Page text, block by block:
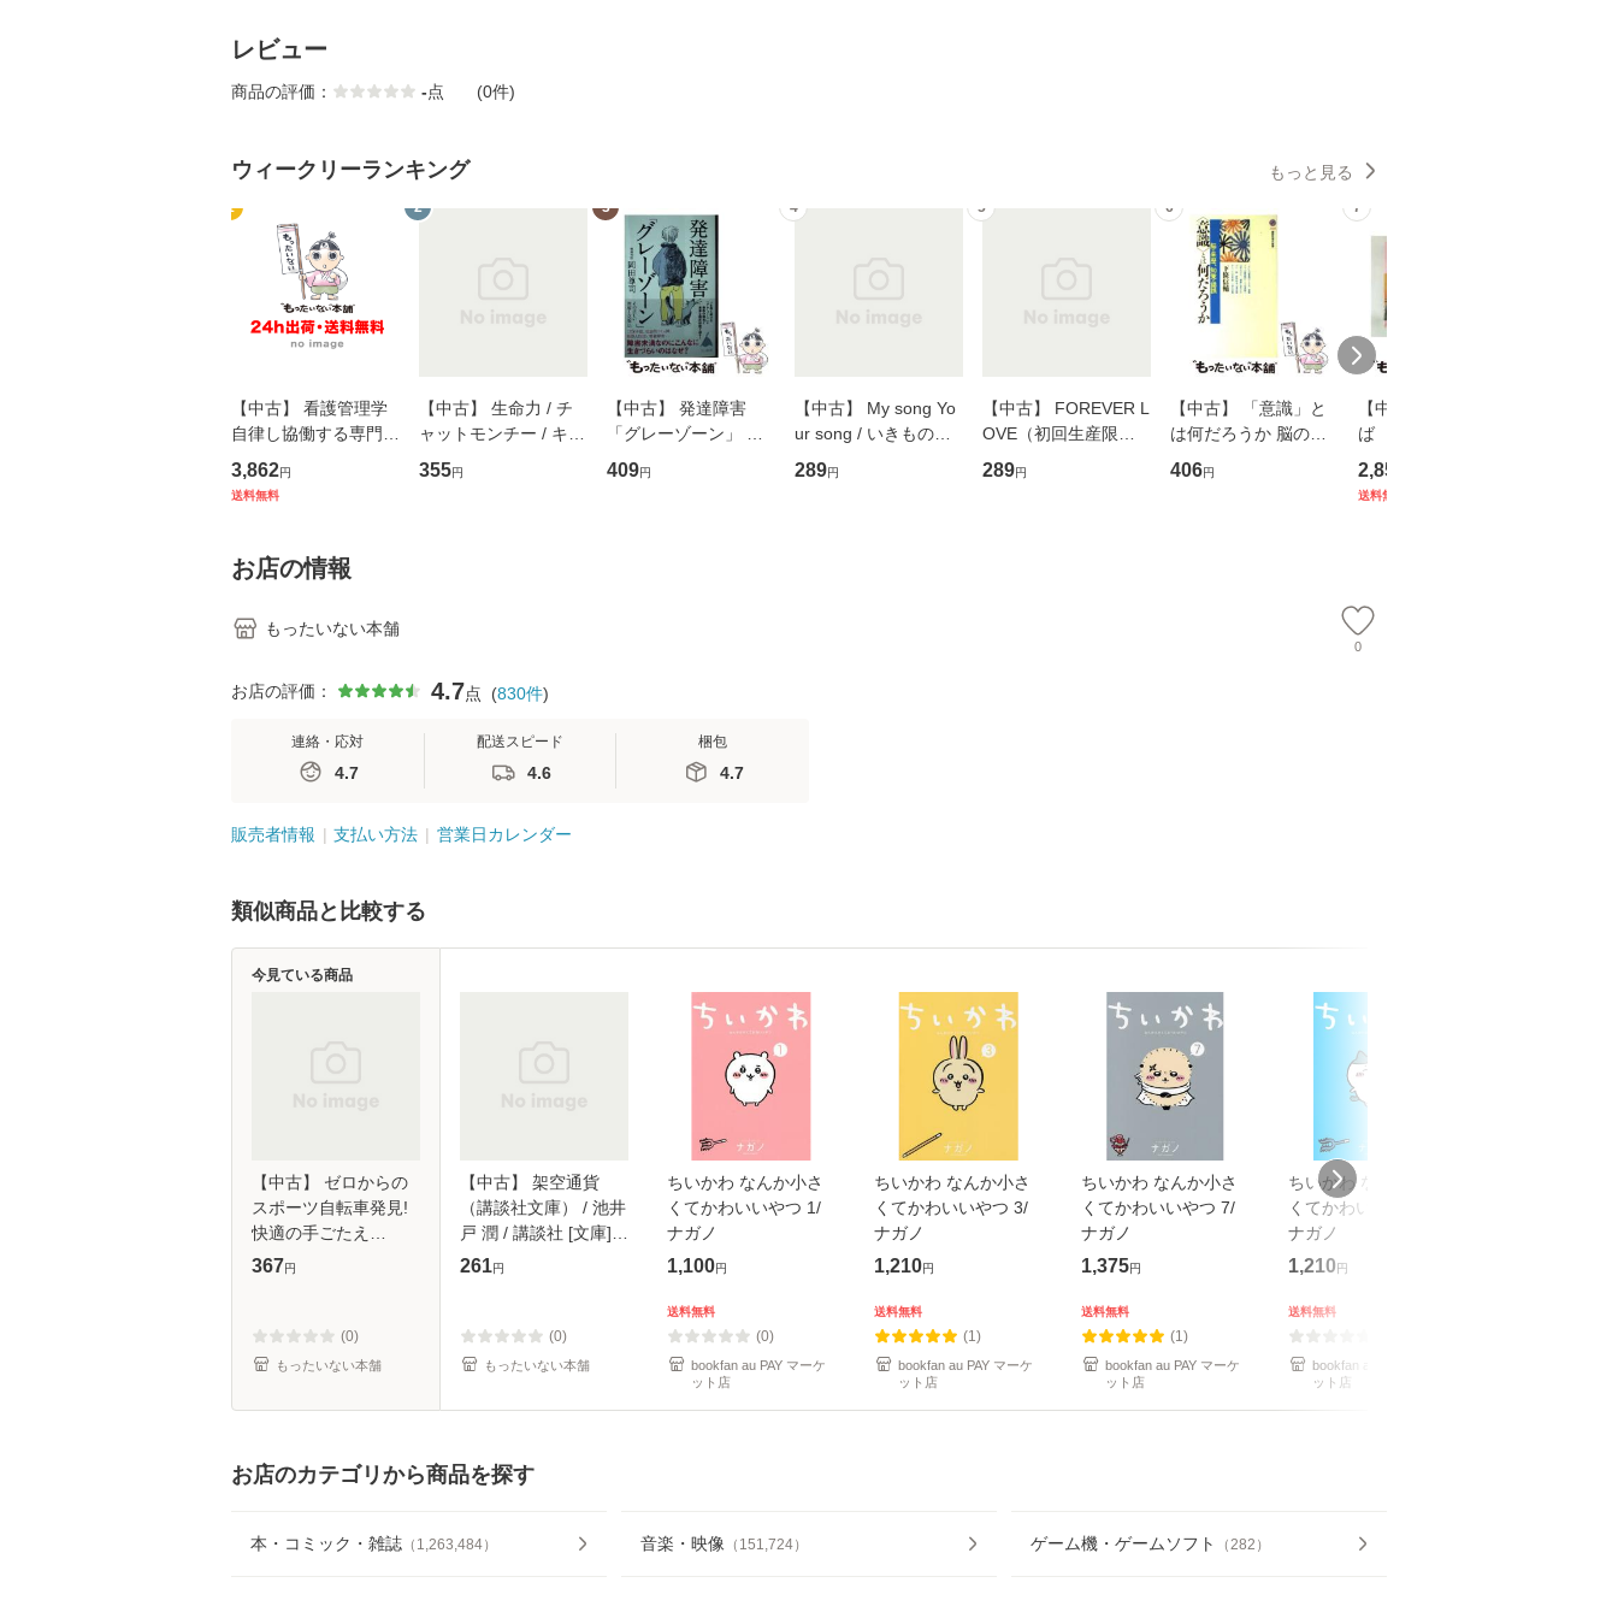
レビュー
商品の評価： -点 (0件)
ウィークリーランキング もっと見る
1
【中古】 看護管理学
自律し協働する専門職
の看護マネジメントス
キル 改訂第3版 (看護
堂 [単行
3,862円
送料無料
2
【中古】 生命力 / チ
ャットモンチー / キュ
ーンレコード [CD]
【メール便送料無料】
355円
3
【中古】 発達障害
「グレーゾーン」 そ
の正しい理解と克服法
(SB新書 572) / 岡田尊
409円
4
【中古】 My song Yo
ur song / いきものが
かり / [CD]【メール便
送料無料】
289円
5
【中古】 FOREVER L
OVE（初回生産限定
盤） / 清水翔太×加藤
ミリヤ / [CD]【メール
289円
6
【中古】 「意識」と
は何だろうか 脳の来
歴、知覚の錯誤 （講
談社現代新書） / 下条
406円
7
【中古】 耳をすませ
ば 〈2枚組〉 [DVD] /
ブエナ・ビスタ・ホー
ム・エンターテイメン
2,852
送料無料
お店の情報
もったいない本舗
0
お店の評価： 4.7点 (830件)
連絡・応対
4.7
配送スピード
4.6
梱包
4.7
販売者情報 支払い方法 営業日カレンダー
類似商品と比較する
【中古】 ゼロからの
スポーツ自転車発見!
快適の手ごたえ
(Gakken sports
行本]【メール便送
367円
(0)
もったいない本舗
今見ている商品
【中古】 架空通貨
（講談社文庫） / 池井
戸 潤 / 講談社 [文庫]
【メール便送料無料】
261円
(0)
もったいない本舗
ちいかわ なんか小さ
くてかわいいやつ 1/
ナガノ
1,100円
送料無料
(0)
bookfan au PAY マーケ
ット店
ちいかわ なんか小さ
くてかわいいやつ 3/
ナガノ
1,210円
送料無料
(1)
bookfan au PAY マーケ
ット店
ちいかわ なんか小さ
くてかわいいやつ 7/
ナガノ
1,375円
送料無料
(1)
bookfan au PAY マーケ
ット店
ちいかわ なんか小さ
くてかわいいやつ 2/
ナガノ
1,210 円
送料無料
bookfan au PAY マーケ
ット店
お店のカテゴリから商品を探す
本・コミック・雑誌 （ 1,263,484） 音楽・映像 （ 151,724） ゲーム機・ゲームソフト （ 282 ）